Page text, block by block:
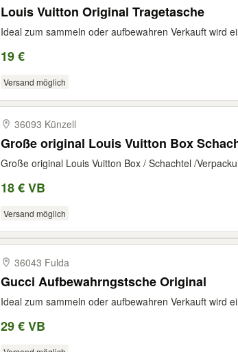
Louis Vuitton Original Tragetasche
Ideal zum sammeln oder aufbewahren Verkauft wird
19 €
Versand möglich
36093 Künzell
Große original Louis Vuitton Box
Große original Louis Vuitton Box / Schachtel /
18 € VB
Versand möglich
36043 Fulda
Gucci Aufbewahrngstsche Original
Ideal zum sammeln oder aufbewahren Verkauft wird
29 € VB